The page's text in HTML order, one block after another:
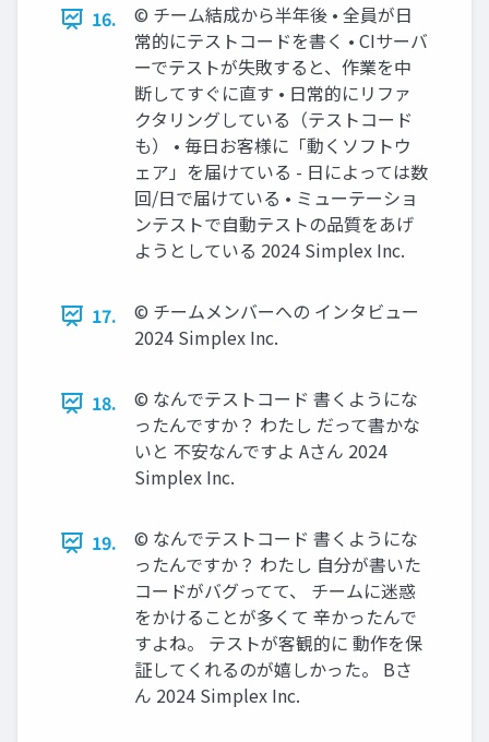
16.
©︎ チーム結成から半年後 • 全員が日
常的にテストコードを書く • CIサーバ
ーでテストが失敗すると、作業を中
断してすぐに直す • 日常的にリファ
クタリングしている（テストコード
も） • 毎日お客様に「動くソフトウ
ェア」を届けている - 日によっては数
回/日で届けている • ミューテーショ
ンテストで自動テストの品質をあげ
ようとしている 2024 Simplex Inc.
17.
©︎ チームメンバーへの インタビュー
2024 Simplex Inc.
18.
©︎ なんでテストコード 書くようにな
ったんですか？ わたし だって書かな
いと 不安なんですよ Aさん 2024
Simplex Inc.
19.
©︎ なんでテストコード 書くようにな
ったんですか？ わたし 自分が書いた
コードがバグってて、 チームに迷惑
をかけることが多くて 辛かったんで
すよね。 テストが客観的に 動作を保
証してくれるのが嬉しかった。 Bさ
ん 2024 Simplex Inc.